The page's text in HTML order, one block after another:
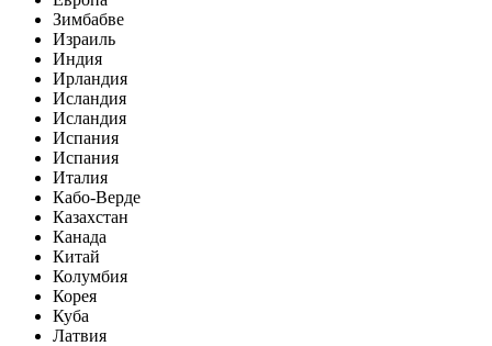
Зимбабве
Израиль
Индия
Ирландия
Исландия
Исландия
Испания
Испания
Италия
Кабо-Верде
Казахстан
Канада
Китай
Колумбия
Корея
Куба
Латвия